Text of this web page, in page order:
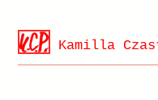
Kamilla